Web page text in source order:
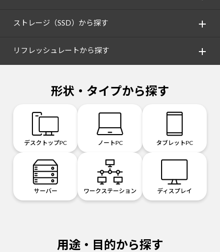
ストレージ（SSD）から探す
リフレッシュレートから探す
形状・タイプから探す
デスクトップPC ノートPC タブレットPC
サーバー ワークステーション ディスプレイ
用途・目的から探す